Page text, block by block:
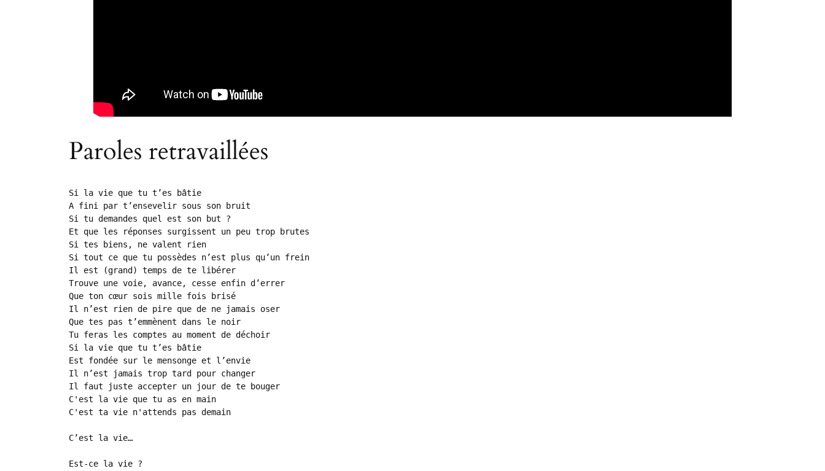
Paroles retravaillées
Si la vie que tu t’es bâtie
A fini par t’ensevelir sous son bruit
Si tu demandes quel est son but ?
Et que les réponses surgissent un peu trop brutes
Si tes biens, ne valent rien
Si tout ce que tu possèdes n’est plus qu’un frein
Il est (grand) temps de te libérer
Trouve une voie, avance, cesse enfin d’errer
Que ton cœur sois mille fois brisé
Il n’est rien de pire que de ne jamais oser
Que tes pas t’emmènent dans le noir
Tu feras les comptes au moment de déchoir
Si la vie que tu t’es bâtie
Est fondée sur le mensonge et l’envie
Il n’est jamais trop tard pour changer
Il faut juste accepter un jour de te bouger
C'est la vie que tu as en main
C'est ta vie n'attends pas demain
C’est la vie…
Est-ce la vie ?